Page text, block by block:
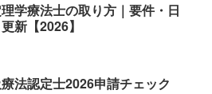
学療法士の取り方｜要件・日
新【2026】
法認定士2026申請チェック